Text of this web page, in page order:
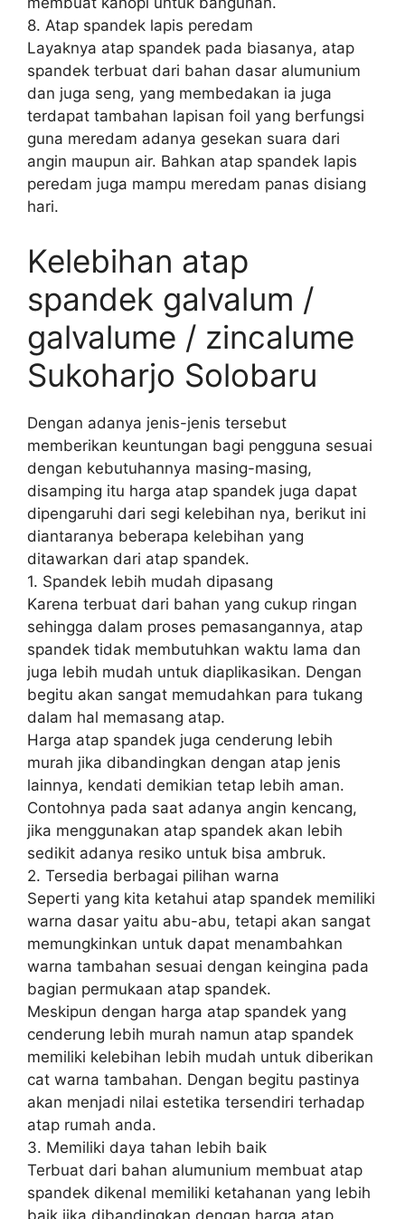
8. Atap spandek lapis peredam
Layaknya atap spandek pada biasanya, atap
spandek terbuat dari bahan dasar alumunium
dan juga seng, yang membedakan ia juga
terdapat tambahan lapisan foil yang berfungsi
guna meredam adanya gesekan suara dari
angin maupun air. Bahkan atap spandek lapis
peredam juga mampu meredam panas disiang
hari.
Kelebihan atap
spandek galvalum /
galvalume / zincalume
Sukoharjo Solobaru
Dengan adanya jenis-jenis tersebut
memberikan keuntungan bagi pengguna sesuai
dengan kebutuhannya masing-masing,
disamping itu harga atap spandek juga dapat
dipengaruhi dari segi kelebihan nya, berikut ini
diantaranya beberapa kelebihan yang
ditawarkan dari atap spandek.
1. Spandek lebih mudah dipasang
Karena terbuat dari bahan yang cukup ringan
sehingga dalam proses pemasangannya, atap
spandek tidak membutuhkan waktu lama dan
juga lebih mudah untuk diaplikasikan. Dengan
begitu akan sangat memudahkan para tukang
dalam hal memasang atap.
Harga atap spandek juga cenderung lebih
murah jika dibandingkan dengan atap jenis
lainnya, kendati demikian tetap lebih aman.
Contohnya pada saat adanya angin kencang,
jika menggunakan atap spandek akan lebih
sedikit adanya resiko untuk bisa ambruk.
2. Tersedia berbagai pilihan warna
Seperti yang kita ketahui atap spandek memiliki
warna dasar yaitu abu-abu, tetapi akan sangat
memungkinkan untuk dapat menambahkan
warna tambahan sesuai dengan keingina pada
bagian permukaan atap spandek.
Meskipun dengan harga atap spandek yang
cenderung lebih murah namun atap spandek
memiliki kelebihan lebih mudah untuk diberikan
cat warna tambahan. Dengan begitu pastinya
akan menjadi nilai estetika tersendiri terhadap
atap rumah anda.
3. Memiliki daya tahan lebih baik
Terbuat dari bahan alumunium membuat atap
spandek dikenal memiliki ketahanan yang lebih
baik jika dibandingkan dengan harga atap